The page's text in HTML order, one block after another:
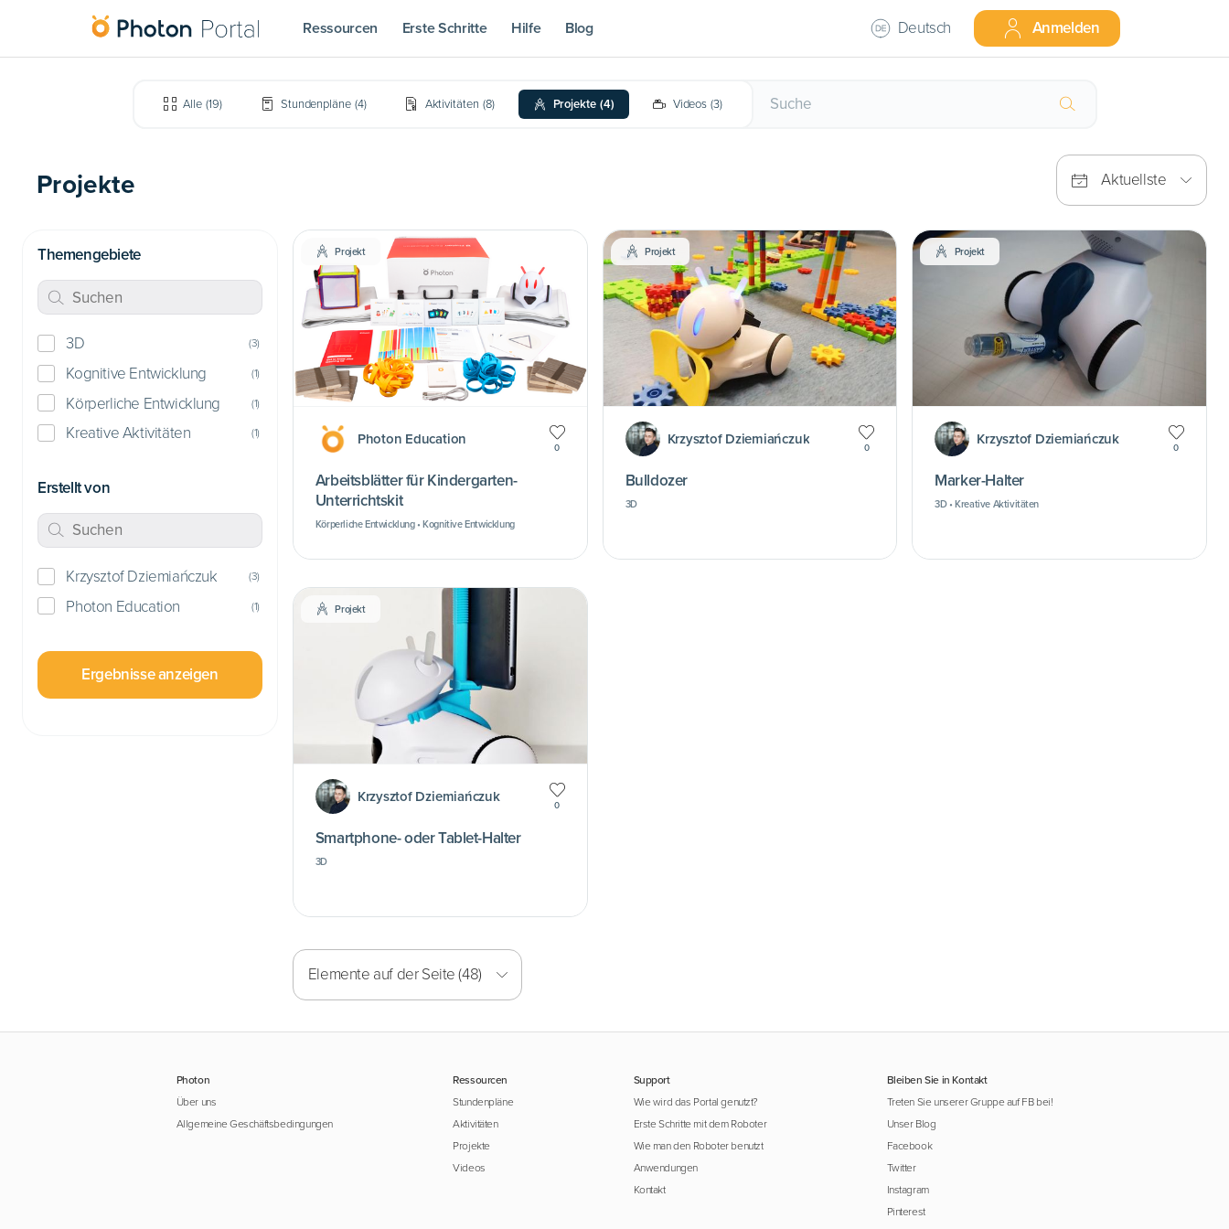
Ressourcen Erste Schritte Hilfe Blog Deutsch Anmelden
Alle (19) Stundenpläne (4) Aktivitäten (8) Projekte (4) Videos (3)
Projekte Aktuellste
Themengebiete
3D (3)
Kognitive Entwicklung (1)
Körperliche Entwicklung (1)
Kreative Aktivitäten (1)
Erstellt von
Krzysztof Dziemiańczuk (3)
Photon Education (1)
Ergebnisse anzeigen
Projekt
Photon Education
0
Arbeitsblätter für Kindergarten-
Unterrichtskit
Körperliche Entwicklung • Kognitive Entwicklung
Projekt
Krzysztof Dziemiańczuk
0
Bulldozer
3D
Projekt
Krzysztof Dziemiańczuk
0
Marker-Halter
3D • Kreative Aktivitäten
Projekt
Krzysztof Dziemiańczuk
0
Smartphone- oder Tablet-Halter
3D
Elemente auf der Seite (48)
Photon
Über uns
Allgemeine Geschäftsbedingungen
Ressourcen
Stundenpläne
Aktivitäten
Projekte
Videos
Support
Wie wird das Portal genutzt?
Erste Schritte mit dem Roboter
Wie man den Roboter benutzt
Anwendungen
Kontakt
Bleiben Sie in Kontakt
Treten Sie unserer Gruppe auf FB bei!
Unser Blog
Facebook
Twitter
Instagram
Pinterest